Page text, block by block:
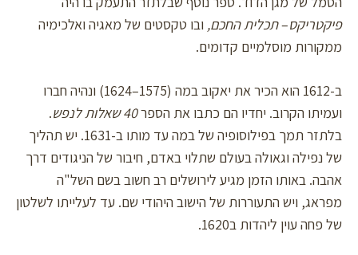
פיקטריקס–תכלית החכם, ובו טקסטים של מאגיה ואלכימיה
ממקורות מוסלמיים קדומים.
ב-1612 הוא הכיר את יאקוב במה (1575–1624) ונהיה חברו
ועמיתו הקרוב. יחדיו הם כתבו את הספר40 שאלות לנפש.
בלתזר תמך בפילוסופיה של במה עד מותו ב-1631. יש תהליך
של נפילה וגאולה בעולם שתלוי באדם, חיבור של הניגודים דרך
אהבה. באותו הזמן מגיע לירושלים רב חשוב בשם השל"ה
מפראג, ויש התעוררות של הישוב היהודי שם. עד לעלייתו לשלטון
של פחה עוין ליהדות ב1620.